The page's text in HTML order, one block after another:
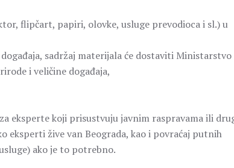
flipčart, papiri, olovke, usluge prevodioca i sl.) u
sadržaj materijala će dostaviti Ministarstvo
i veličine događaja,
eksperte koji prisustvuju javnim raspravama ili
eksperti žive van Beograda, kao i povraćaj putnih
ako je to potrebno.